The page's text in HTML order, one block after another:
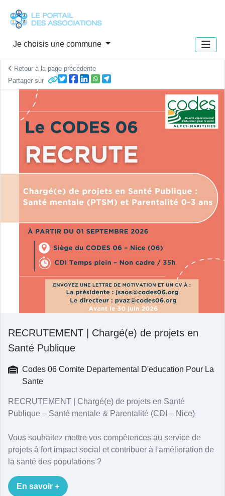
Je choisis une commune
Retour à la page précédente
Partager sur
RECRUTEMENT | Chargé(e) de projets en
Santé Publique
Codes 06 Comite Departemental D'education Pour La
Sante
RECRUTEMENT | Chargé(e) de projets en Santé
Publique – Santé mentale & Parentalité (CDI – Nice)
Vous souhaitez mettre vos compétences au service de
projets à fort impact social et contribuer à l'amélioration de
la santé des populations ?
En savoir +